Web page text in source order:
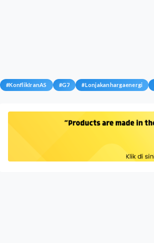
#KonflikIranAS #G7 #Lonjakanhargaenergi